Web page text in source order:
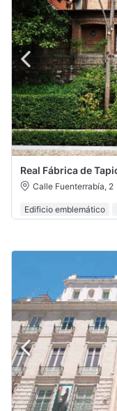
Real Fábrica de
Calle Fuenterrabía, 2
Edificio emblemático